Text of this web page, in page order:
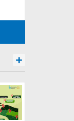
+